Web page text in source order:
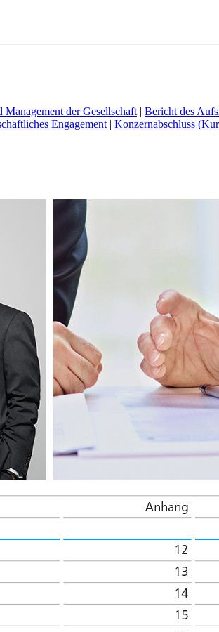
Management der Gesellschaft | Bericht des
Engagement | Konzernabschluss